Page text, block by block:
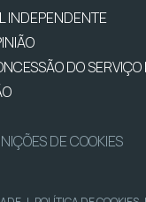
INDEPENDENTE
DO
DE COOKIES